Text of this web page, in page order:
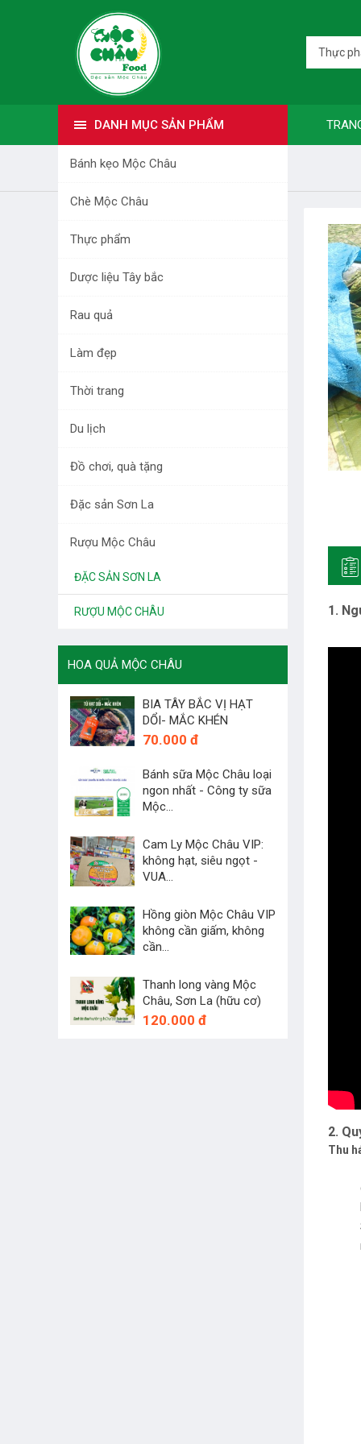
Thực
DANH MỤC SẢN PHẨM
Bánh kẹo Mộc Châu
Chè Mộc Châu
Thực phẩm
Dược liệu Tây bắc
Rau quả
Làm đẹp
Thời trang
Du lịch
Đồ chơi, quà tặng
Đặc sản Sơn La
Rượu Mộc Châu
Trang nhất Thực phẩm
1.
2.
Thu
LÀM ĐẸP
THỜI TRANG
DU LỊCH
ĐỒ CHƠI, QUÀ TẶNG
ĐẶC SẢN SƠN LA
RƯỢU MỘC CHÂU
HOA QUẢ MỘC CHÂU
BIA TÂY BẮC VỊ HẠT
DỔI- MẮC KHÉN
70.000 đ
Bánh sữa Mộc Châu loại
ngon nhất - Công ty sữa
Mộc...
Cam Ly Mộc Châu VIP:
không hạt, siêu ngọt -
VUA...
Hồng giòn Mộc Châu VIP
không cần giấm, không
cần...
Thanh long vàng Mộc
Châu, Sơn La (hữu cơ)
120.000 đ